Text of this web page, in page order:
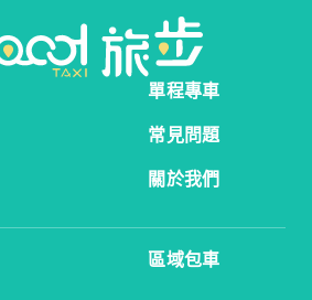
單程專車
常見問題
關於我們
區域包車